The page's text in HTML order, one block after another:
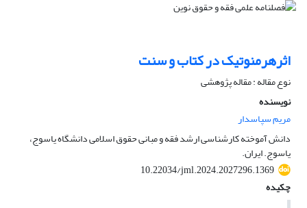
اثرهرمنوتیک در کتاب و سنت
نوع مقاله : مقاله پژوهشی
نویسنده
مریم سپاسدار
دانش آموخته کارشناسی ارشد فقه و مبانی حقوق اسلامی دانشگاه یاسوج،
یاسوج. ایران.
10.22034/jml.2024.2027296.1369
چکیده